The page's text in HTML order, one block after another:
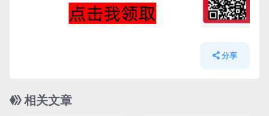
分享
相关文章